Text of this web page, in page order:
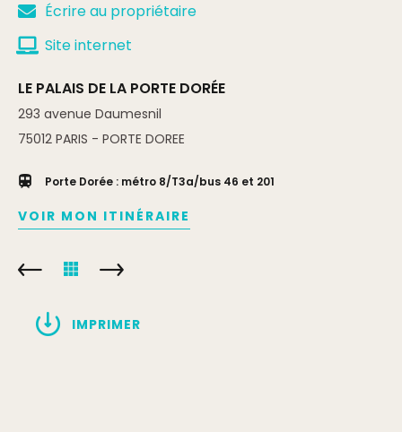
Écrire au propriétaire
Site internet
LE PALAIS DE LA PORTE DORÉE
293 avenue Daumesnil
75012 PARIS - PORTE DOREE
Porte Dorée : métro 8/T3a/bus 46 et 201
VOIR MON ITINÉRAIRE
IMPRIMER